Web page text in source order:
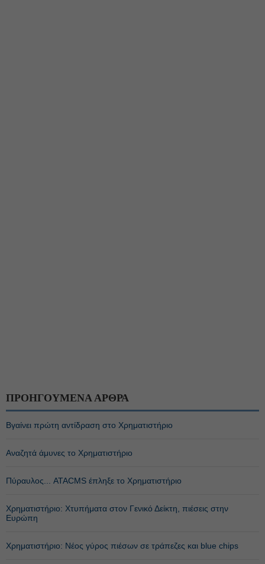
ΠΡΟΗΓΟΥΜΕΝΑ ΑΡΘΡΑ
Βγαίνει πρώτη αντίδραση στο Χρηματιστήριο
Αναζητά άμυνες το Χρηματιστήριο
Πύραυλος... ATACMS έπληξε το Χρηματιστήριο
Χρηματιστήριο: Χτυπήματα στον Γενικό Δείκτη, πιέσεις στην
Ευρώπη
Χρηματιστήριο: Νέος γύρος πιέσων σε τράπεζες και blue chips